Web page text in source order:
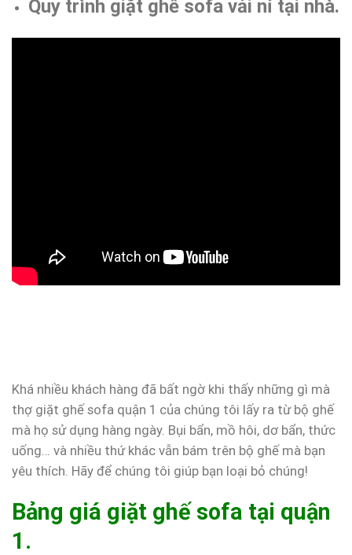
Quy trình giặt ghế sofa vải nỉ tại nhà.
Khá nhiều khách hàng đã bất ngờ khi thấy những gì mà
thợ giặt ghế sofa quận 1 của chúng tôi lấy ra từ bộ ghế
mà họ sử dụng hàng ngày. Bụi bẩn, mồ hôi, dơ bẩn, thức
uống… và nhiều thứ khác vẫn bám trên bộ ghế mà bạn
yêu thích. Hãy để chúng tôi giúp bạn loại bỏ chúng!
Bảng giá giặt ghế sofa tại quận
1.